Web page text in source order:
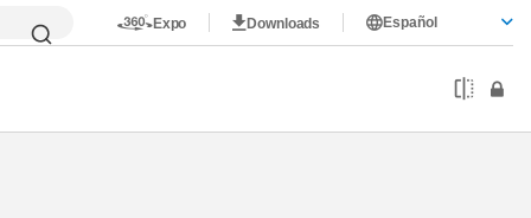
Expo Downloads Español